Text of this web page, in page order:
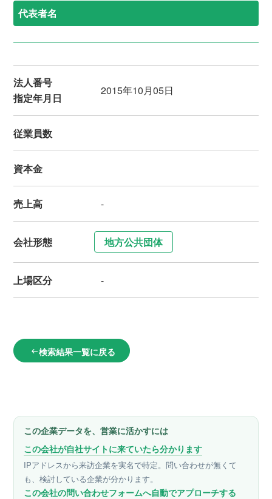
代表者名
法人番号
指定年月日
2015年10月05日
従業員数
資本金
売上高 -
会社形態 地方公共団体
上場区分 -
arrow_left_alt検索結果一覧に戻る
この企業データを、営業に活かすには
この会社が自社サイトに来ていたら分かります
IPアドレスから来訪企業を実名で特定。問い合わせが無くて
も、検討している企業が分かります。
この会社の問い合わせフォームへ自動でアプローチする